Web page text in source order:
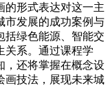
的形式表达对这一主
市发展的成功案例与
括绿色能源、智能交
关系。通过课程学
，还将掌握在概念设
画技法，展现未来城